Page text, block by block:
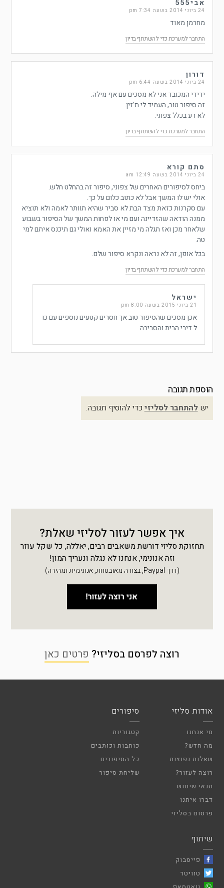
אבי555
24 ביוני 2014 בשעה 7:34 pm
מחרמן מאוד
התחבר למערכת כדי להשתתף בדיון
דורון
24 ביוני 2014 בשעה 6:44 pm
ידידי המכובד אני לא מסכים עם אף מילה.
זה סיפור טוב, העמיד לי ת’זין.
לא רע בכלל צפוני.
התחבר למערכת כדי להשתתף בדיון
סתם קורא
24 ביוני 2014 בשעה 12:49 am
ביחס לסיפורים האחרים של צפוני, סיפור זה בהחלט חלש.
אולי יש לו המשך אבל לא כתוב כלום על כך.
עם סקרנות כזאת מצד הבת לא סביר שהיא תוותר לאמה ולא תוציא
ממנה הודאה שהזדיינה ועם מי או לפחות המשך של הסיפור בשבוע
שלאחר מכן ואז תגלה מי מזיין את האמא ואולי גם תיכנס איתם למי
טה.
בכל אופן, זה לא נראה ונקרא סיפור שלם.
התחבר למערכת כדי להשתתף בדיון
ישראל
21 ביוני 2015 בשעה 8:00 pm
אכן מסכים שהסיפור טוב אך חסרים קטעים נוספים עם כו
ל דירי הבית והסביבה
הוספת תגובה
ישלהתחבר לסליזיכדי להוסיף תגובה.
איך אפשר לעזור לסליזי שאלת?
תחזוקת סליזי דורשת משאבים רבים, יאללה, כל שקל עוזר
וזה אנונימי, אנחנו לא נגלה ונעריך המון!
(דרך Paypal, בצורה מאובטחת, אנונימית ומהירה)
רוצה לפרסם בסליזי? פרטים כאן
אודות סליזי
מי אנחנו
מה חדש?
שאלות נפוצות
רוצה לעזור?
תנאי שימוש
דברו איתנו
פרסום בסליזי
סיפורים
קטגוריות
כותבות וכותבים
כל הסיפורים
שליחת סיפור
שיתוף
פייסבוק
טוויטר